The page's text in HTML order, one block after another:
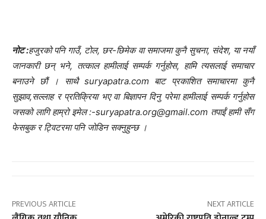
नोट :हजुरको पनि गाउँ, टोल, छर-छिमेक वा समाजमा कुनै सुचना, संदेश, या नयाँ
जानकारी छन् भने, तत्काल हामीलाई सम्पर्क गर्नुहोस, हामि त्यसलाई समाचार
बनाउने छौं । साथै suryapatra.com बाट प्रकाशित समाचारमा कुनै
सुझाव,सल्लाह र प्रतिक्रिया भए वा बिज्ञापन दिनु परेमा हामीलाई सम्पर्क गर्नुहोस
जसको लागि हाम्रो इमेल :-suryapatra.org@gmail.com तपाईं हामी सँग
फेसबुक र ट्विटरमा पनि जोडिन सक्नुहुन्छ ।
PREVIOUS ARTICLE NEXT ARTICLE